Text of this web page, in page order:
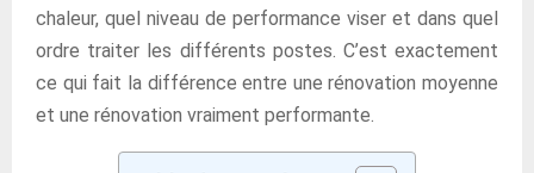
chaleur, quel niveau de performance viser et dans quel
ordre traiter les différents postes. C’est exactement
ce qui fait la différence entre une rénovation moyenne
et une rénovation vraiment performante.